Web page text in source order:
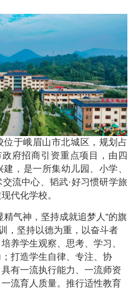
位于峨眉山市北城区，规划占
府招商引资重点项目，由四
，是一所集幼儿园、小学、
流中心、韬武·好习惯研学旅
代化学校。
气神，坚持成就追梦人”的旗
，坚持以德为重，以奋斗者
养学生观察、思考、学习、
打造学生自律、专注、协
有一流执行能力、一流师资
流育人质量。推行适性教育